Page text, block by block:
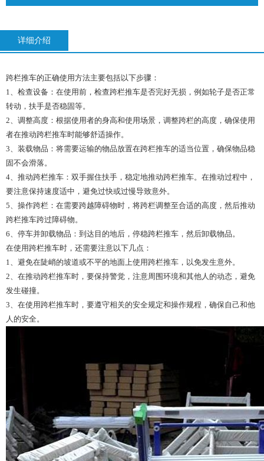
详细介绍
跨栏推车的正确使用方法主要包括以下步骤：
1、检查设备：在使用前，检查跨栏推车是否完好无损，例如轮子是否正常
转动，扶手是否稳固等。
2、调整高度：根据使用者的身高和使用场景，调整跨栏的高度，确保使用
者在推动跨栏推车时能够舒适操作。
3、装载物品：将需要运输的物品放置在跨栏推车的适当位置，确保物品稳
固不会滑落。
4、推动跨栏推车：双手握住扶手，稳定地推动跨栏推车。在推动过程中，
要注意保持速度适中，避免过快或过慢导致意外。
5、操作跨栏：在需要跨越障碍物时，将跨栏调整至合适的高度，然后推动
跨栏推车跨过障碍物。
6、停车并卸载物品：到达目的地后，停稳跨栏推车，然后卸载物品。
在使用跨栏推车时，还需要注意以下几点：
1、避免在陡峭的坡道或不平的地面上使用跨栏推车，以免发生意外。
2、在推动跨栏推车时，要保持警觉，注意周围环境和其他人的动态，避免
发生碰撞。
3、在使用跨栏推车时，要遵守相关的安全规定和操作规程，确保自己和他
人的安全。